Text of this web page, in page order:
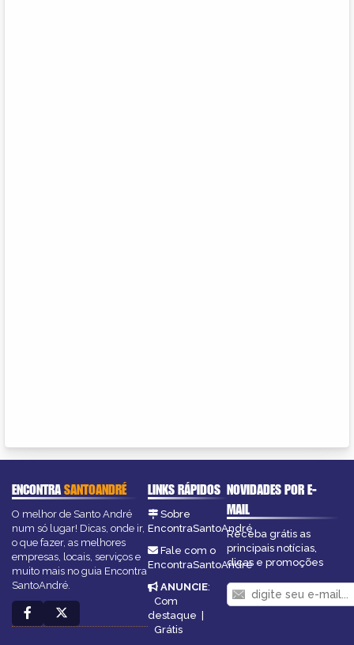
ENCONTRASANTOANDRÉ
O melhor de Santo André
num só lugar! Dicas, onde ir,
o que fazer, as melhores
empresas, locais, serviços e
muito mais no guia Encontra
SantoAndré.
LINKS RÁPIDOS
Sobre
EncontraSantoAndré
Fale com o
EncontraSantoAndré
ANUNCIE:
Com
destaque
Grátis
NOVIDADES POR E-
MAIL
Receba grátis as
principais notícias,
dicas e promoções